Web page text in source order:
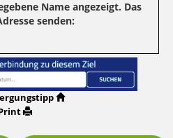
Name angezeigt. Das
senden: